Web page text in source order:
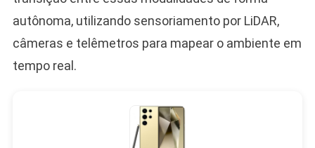
autônoma, utilizando sensoriamento por LiDAR,
câmeras e telêmetros para mapear o ambiente em
tempo real.